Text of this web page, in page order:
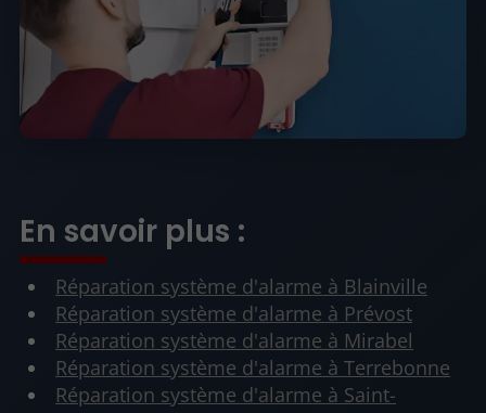
En savoir plus :
Réparation système d'alarme à Blainville
Réparation système d'alarme à Prévost
Réparation système d'alarme à Mirabel
Réparation système d'alarme à Terrebonne
Réparation système d'alarme à Saint-